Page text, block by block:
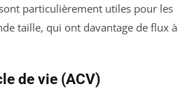
particulièrement utiles pour les
taille, qui ont davantage de flux à
de vie (ACV)